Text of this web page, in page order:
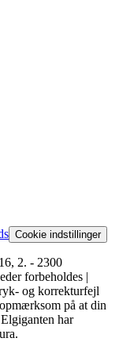
Cookie indstillinger
2. - 2300
forbeholdes |
og korrekturfejl
på at din
har